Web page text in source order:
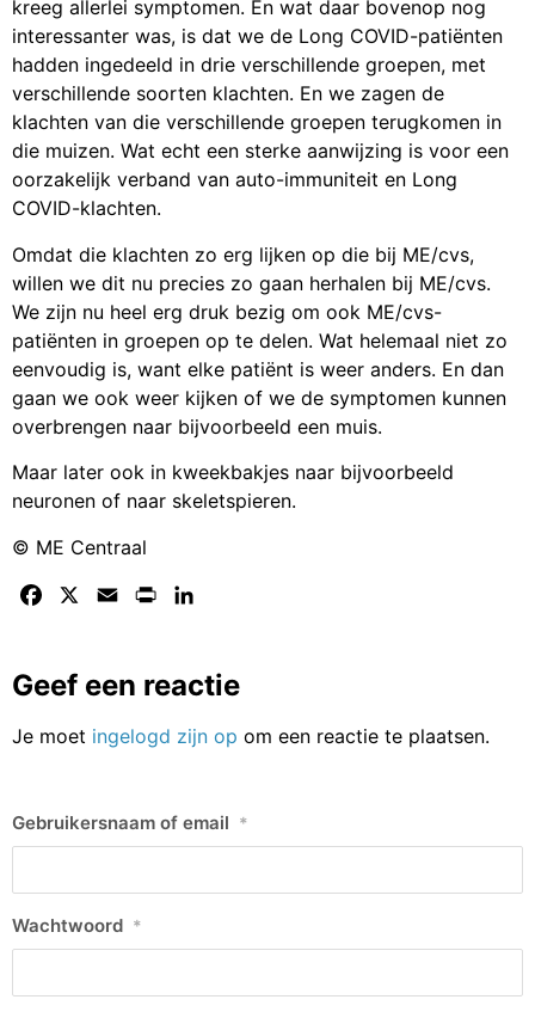
kreeg allerlei symptomen. En wat daar bovenop nog
interessanter was, is dat we de Long COVID-patiënten
hadden ingedeeld in drie verschillende groepen, met
verschillende soorten klachten. En we zagen de
klachten van die verschillende groepen terugkomen in
die muizen. Wat echt een sterke aanwijzing is voor een
oorzakelijk verband van auto-immuniteit en Long
COVID-klachten.
Omdat die klachten zo erg lijken op die bij ME/cvs,
willen we dit nu precies zo gaan herhalen bij ME/cvs.
We zijn nu heel erg druk bezig om ook ME/cvs-
patiënten in groepen op te delen. Wat helemaal niet zo
eenvoudig is, want elke patiënt is weer anders. En dan
gaan we ook weer kijken of we de symptomen kunnen
overbrengen naar bijvoorbeeld een muis.
Maar later ook in kweekbakjes naar bijvoorbeeld
neuronen of naar skeletspieren.
© ME Centraal
Facebook Email Print
Geef een reactie
Je moet ingelogd zijn op om een reactie te plaatsen.
Gebruikersnaam of email *
Wachtwoord *